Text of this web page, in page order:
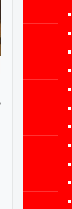
objetivo é
notícias
imparciais
atualizadas,
abrangendo
uma ampla
categorias,
muito mais.